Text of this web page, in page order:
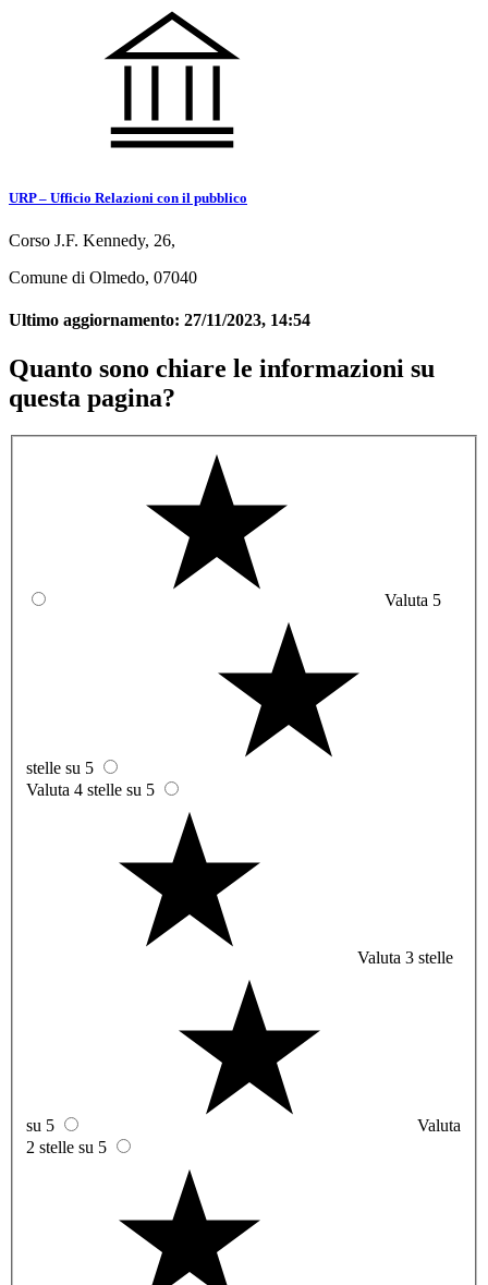
URP – Ufficio Relazioni con il pubblico
Corso J.F. Kennedy, 26,
Comune di Olmedo, 07040
Ultimo aggiornamento: 27/11/2023, 14:54
Quanto sono chiare le informazioni su
questa pagina?
Valuta 5
stelle su 5
Valuta 4 stelle su 5
Valuta 3 stelle
su 5
Valuta
2 stelle su 5